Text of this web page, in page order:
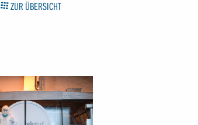
RIGHT
ICON: GRIDOVERVIEW
ZUR ÜBERSICHT